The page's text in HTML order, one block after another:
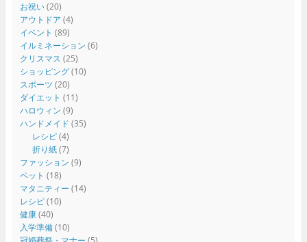
お祝い(20)
アウトドア (4)
イベント (89)
イルミネーション (6)
クリスマス (25)
ショッピング(10)
スポーツ (20)
ダイエット (11)
ハロウィン (9)
ハンドメイド (35)
レシピ(4)
折り紙(7)
ファッション (9)
ペット (18)
マタニティー (14)
レシピ(10)
健康(40)
入学準備(10)